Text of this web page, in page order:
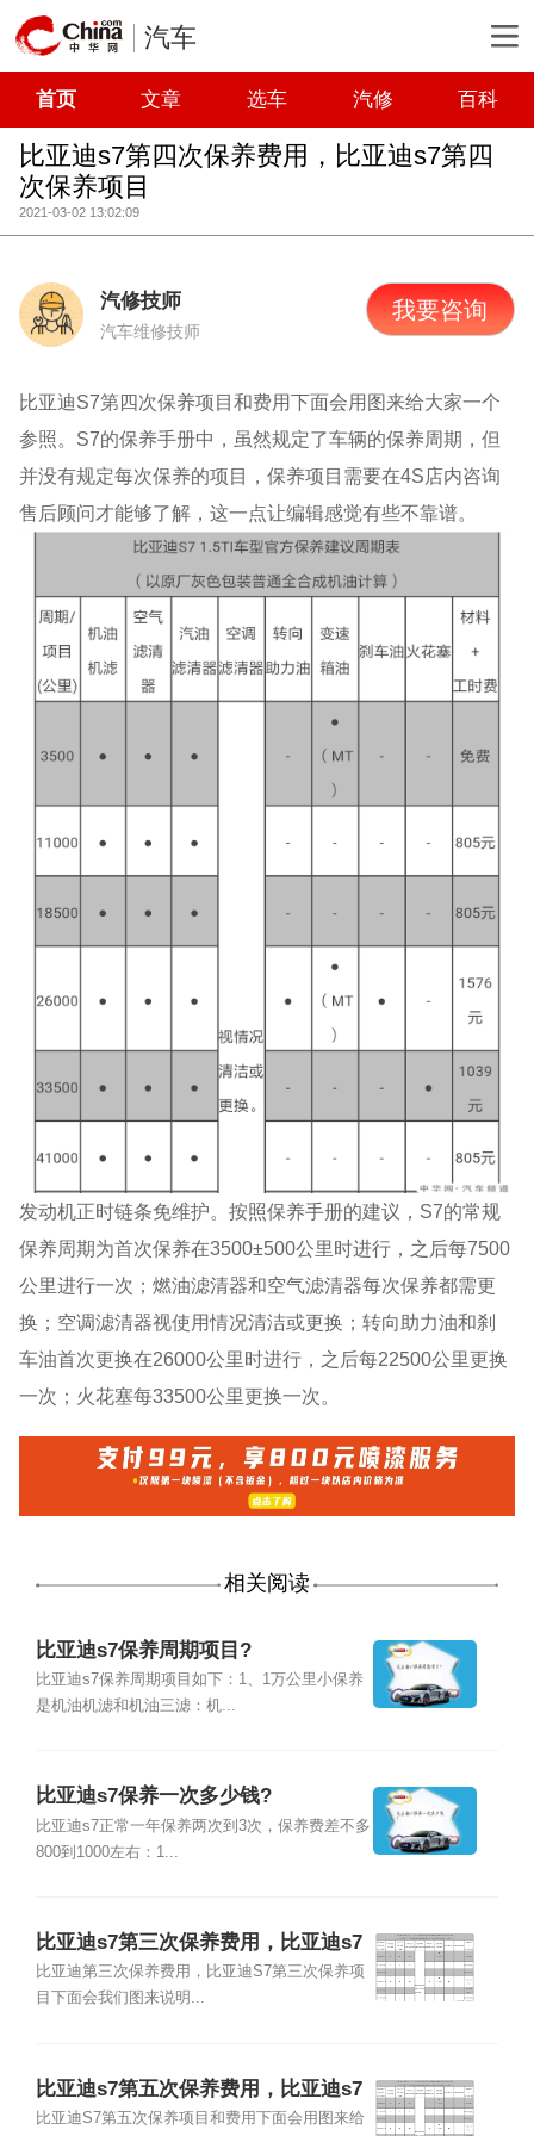
汽车
首页 文章 选车 汽修 百科
比亚迪s7第四次保养费用，比亚迪s7第四
次保养项目
2021-03-02 13:02:09
汽修技师
汽车维修技师
我要咨询
比亚迪S7第四次保养项目和费用下面会用图来给大家一个
参照。S7的保养手册中，虽然规定了车辆的保养周期，但
并没有规定每次保养的项目，保养项目需要在4S店内咨询
售后顾问才能够了解，这一点让编辑感觉有些不靠谱。
发动机正时链条免维护。按照保养手册的建议，S7的常规
保养周期为首次保养在3500±500公里时进行，之后每7500
公里进行一次；燃油滤清器和空气滤清器每次保养都需更
换；空调滤清器视使用情况清洁或更换；转向助力油和刹
车油首次更换在26000公里时进行，之后每22500公里更换
一次；火花塞每33500公里更换一次。
相关阅读
比亚迪s7保养周期项目?
比亚迪s7保养周期项目如下：1、1万公里小保养
是机油机滤和机油三滤：机...
比亚迪s7保养一次多少钱?
比亚迪s7正常一年保养两次到3次，保养费差不多
800到1000左右：1...
比亚迪s7第三次保养费用，比亚迪s7
第三次保养项目
比亚迪第三次保养费用，比亚迪S7第三次保养项
目下面会我们图来说明...
比亚迪s7第五次保养费用，比亚迪s7
第五次保养项目
比亚迪S7第五次保养项目和费用下面会用图来给